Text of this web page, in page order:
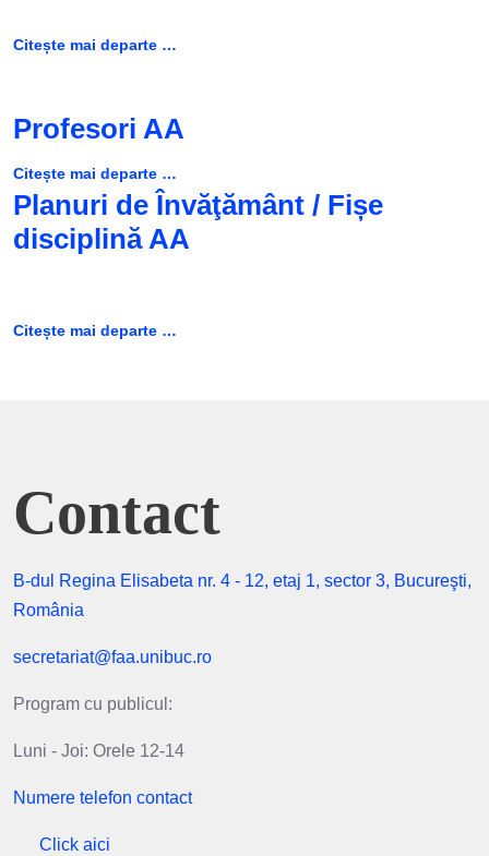
Citește mai departe …
Profesori AA
Citește mai departe …
Planuri de Învăţământ / Fișe
disciplină AA
Citește mai departe …
Contact
B-dul Regina Elisabeta nr. 4 - 12, etaj 1, sector 3, Bucureşti,
România
secretariat@faa.unibuc.ro
Program cu publicul:
Luni - Joi: Orele 12-14
Numere telefon contact
Click aici